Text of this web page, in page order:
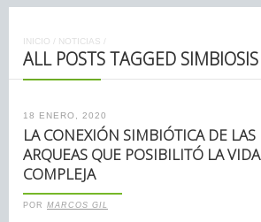
INICIO / NOTICIAS /
ALL POSTS TAGGED SIMBIOSIS
18 ENERO, 2020
LA CONEXIÓN SIMBIÓTICA DE LAS
ARQUEAS QUE POSIBILITÓ LA VIDA
COMPLEJA
POR MARCOS GIL